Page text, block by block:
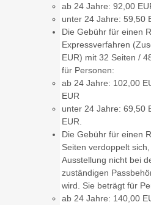
ab 24 Jahre: 92,00
unter 24 Jahre: 59,50
Die Gebühr für einen
Expressverfahren
EUR) mit 32 Seiten /
für Personen:
ab 24 Jahre: 102,00
EUR
unter 24 Jahre: 69,50
EUR.
Die Gebühr für einen
Seiten verdoppelt sich,
Ausstellung nicht bei
zuständigen
wird. Sie beträgt für
ab 24 Jahre: 140,00